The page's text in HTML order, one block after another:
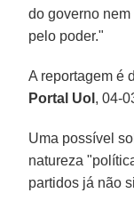
do governo
pelo poder."
A reportagem é
Portal Uol , 04-
Uma possível
natureza
partidos já não